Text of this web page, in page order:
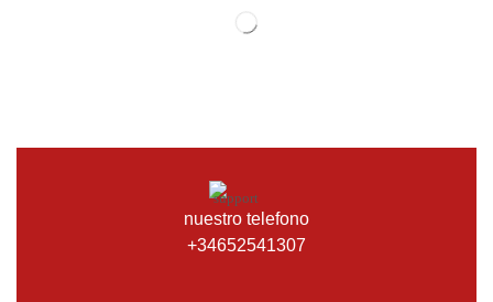
nuestro telefono
+34652541307